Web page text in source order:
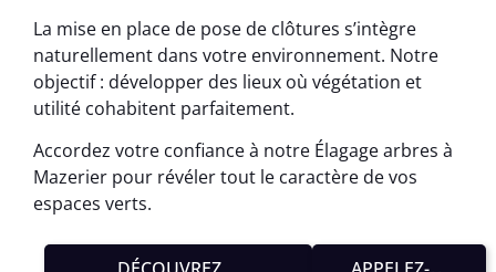
La mise en place de pose de clôtures s’intègre
naturellement dans votre environnement. Notre
objectif : développer des lieux où végétation et
utilité cohabitent parfaitement.
Accordez votre confiance à notre Élagage arbres à
Mazerier pour révéler tout le caractère de vos
espaces verts.